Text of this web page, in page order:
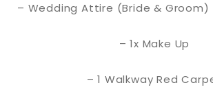
– Wedding Attire (Bride & Groom)
– 1x Make Up
– 1 Walkway Red